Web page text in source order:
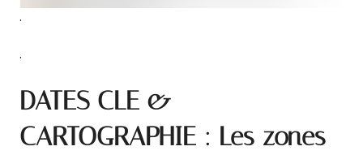
.
.
DATES CLE &
CARTOGRAPHIE : Les zones